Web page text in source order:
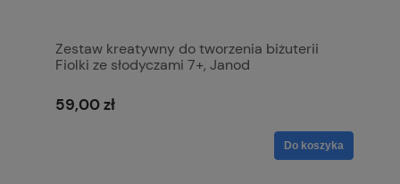
Zestaw kreatywny do tworzenia biżuterii
Fiolki ze słodyczami 7+, Janod
59,00 zł
Do koszyka